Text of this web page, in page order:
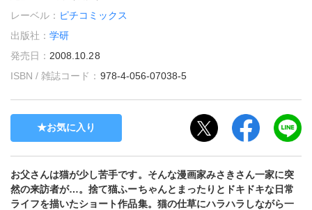
レーベル： ピチコミックス
出版社：学研
発売日： 2008.10.28
ISBN / 雑誌コード： 978-4-056-07038-5
お気に入り
お父さんは猫が少し苦手です。そんな漫画家みさきさん一家に突
然の来訪者が…。捨て猫ふーちゃんとまったりとドキドキな日常
ライフを描いたショート作品集。猫の仕草にハラハラしながら一